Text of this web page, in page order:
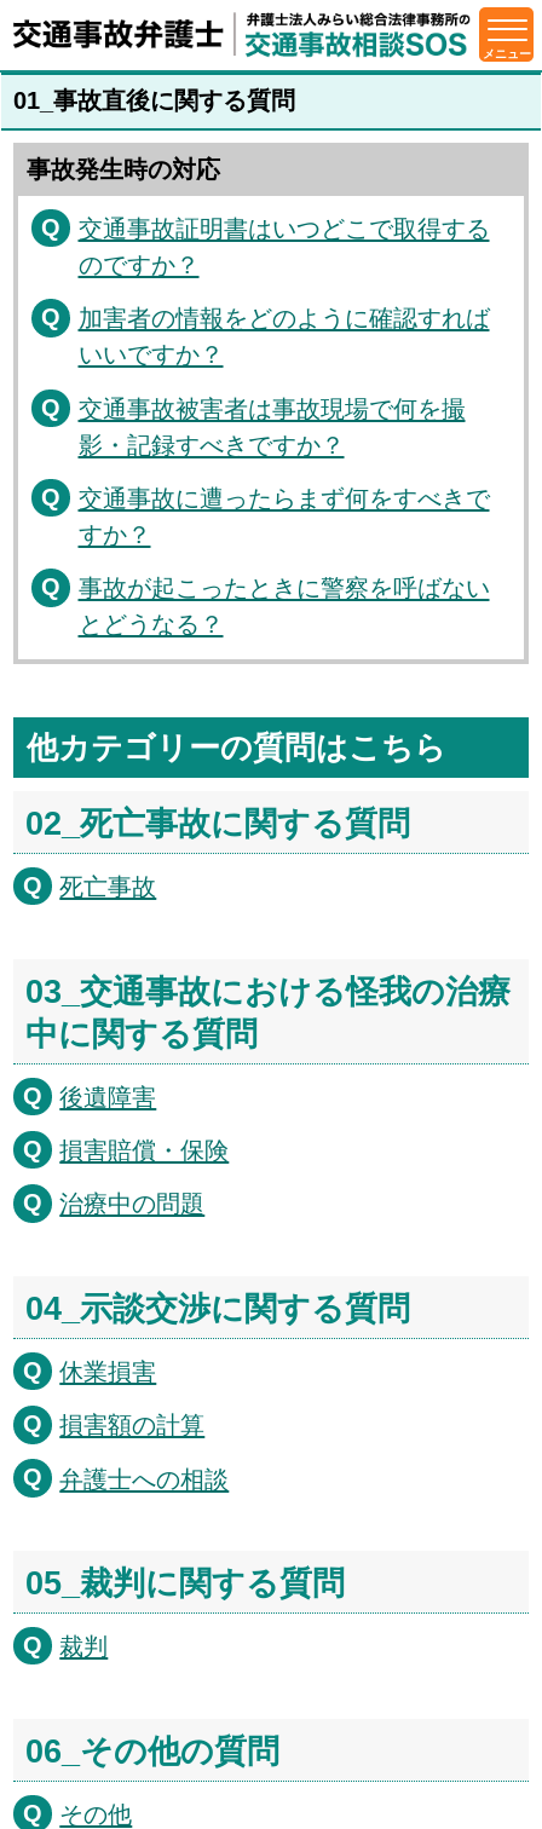
01_事故直後に関する質問
事故発生時の対応
交通事故証明書はいつどこで取得する
のですか？
加害者の情報をどのように確認すれば
いいですか？
交通事故被害者は事故現場で何を撮
影・記録すべきですか？
交通事故に遭ったらまず何をすべきで
すか？
事故が起こったときに警察を呼ばない
とどうなる？
他カテゴリーの質問はこちら
02_死亡事故に関する質問
死亡事故
03_交通事故における怪我の治療
中に関する質問
後遺障害
損害賠償・保険
治療中の問題
04_示談交渉に関する質問
休業損害
損害額の計算
弁護士への相談
05_裁判に関する質問
裁判
06_その他の質問
その他